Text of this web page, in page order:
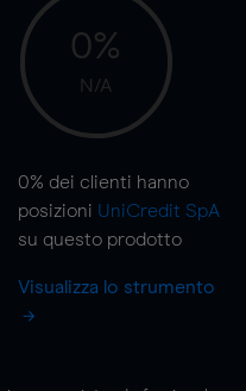
0%
N/A
0% dei clienti hanno
posizioni UniCredit SpA
su questo prodotto
Visualizza lo strumento